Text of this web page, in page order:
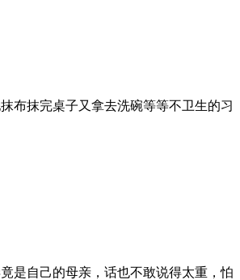
布抹完桌子又拿去洗碗等等不卫生的习
是自己的母亲，话也不敢说得太重，怕